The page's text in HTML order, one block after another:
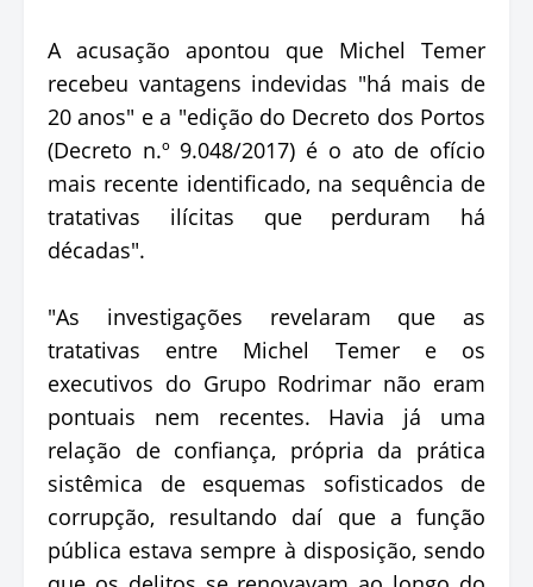
A acusação apontou que Michel Temer
recebeu vantagens indevidas "há mais de
20 anos" e a "edição do Decreto dos Portos
(Decreto n.º 9.048/2017) é o ato de ofício
mais recente identificado, na sequência de
tratativas ilícitas que perduram há
décadas".
"As investigações revelaram que as
tratativas entre Michel Temer e os
executivos do Grupo Rodrimar não eram
pontuais nem recentes. Havia já uma
relação de confiança, própria da prática
sistêmica de esquemas sofisticados de
corrupção, resultando daí que a função
pública estava sempre à disposição, sendo